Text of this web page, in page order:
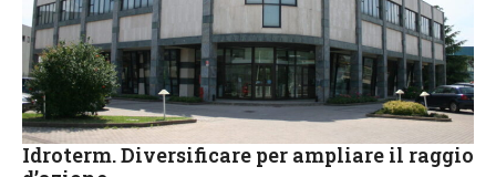
Idroterm. Diversificare per ampliare il raggio